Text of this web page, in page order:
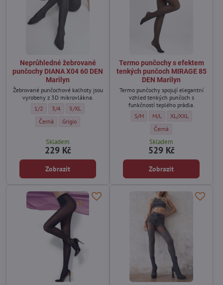
Neprůhledné žebrované
punčochy DIANA X04 60 DEN
Marilyn
Žebrované punčochové kalhoty jsou
vyrobeny z 3D mikrovlákna.
Neprůhledné žebrované punčochy DIANA X04 60 DEN Marilyn - Velikost:
1/2 Neprůhledné žebrované punčochy DIANA X04 60 DEN Marilyn -
3/4 Neprůhledné žebrované punčochy DIANA X04 60 DEN
5/XL
Neprůhledné žebrované punčochy DIANA X04 60 DEN Marilyn - Barva:
Černá Neprůhledné žebrované punčochy DIANA X04 60 DEN Marilyn -
Grigio
Skladem
229 Kč
Zobrazit
Termo punčochy s efektem
tenkých punčoch MIRAGE 85
DEN Marilyn
Termo punčochy spojují elegantní
vzhled tenkých punčoch s
funkčností teplého prádla.
Termo punčochy s efektem
S/M Termo punčochy s efektem
M/L Termo punčochy s
XL/XXL
Termo punčochy s efektem
Černá
Skladem
529 Kč
Zobrazit